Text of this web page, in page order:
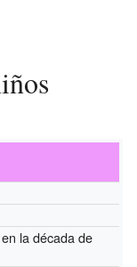
la década de